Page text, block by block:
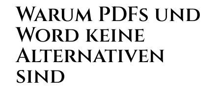
Warum PDFs und
Word keine
Alternativen
sind